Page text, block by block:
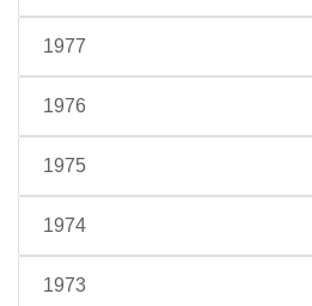
1977
1976
1975
1974
1973